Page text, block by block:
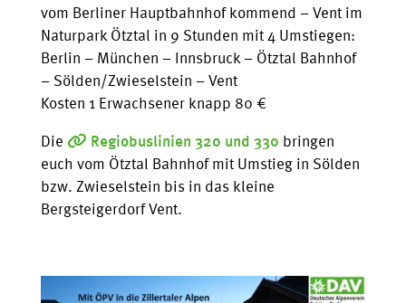
vom Berliner Hauptbahnhof kommend – Vent im
Naturpark Ötztal in 9 Stunden mit 4 Umstiegen:
Berlin – München – Innsbruck – Ötztal Bahnhof
– Sölden/Zwieselstein – Vent
Kosten 1 Erwachsener knapp 80 €
Die Regiobuslinien 320 und 330 bringen
euch vom Ötztal Bahnhof mit Umstieg in Sölden
bzw. Zwieselstein bis in das kleine
Bergsteigerdorf Vent.